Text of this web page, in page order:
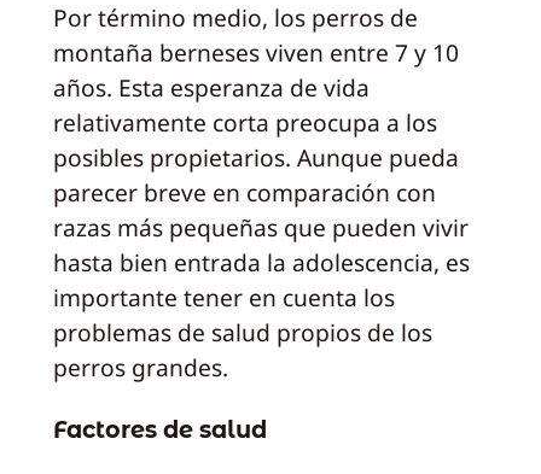
Por término medio, los perros de
montaña berneses viven entre 7 y 10
años. Esta esperanza de vida
relativamente corta preocupa a los
posibles propietarios. Aunque pueda
parecer breve en comparación con
razas más pequeñas que pueden vivir
hasta bien entrada la adolescencia, es
importante tener en cuenta los
problemas de salud propios de los
perros grandes.
Factores de salud